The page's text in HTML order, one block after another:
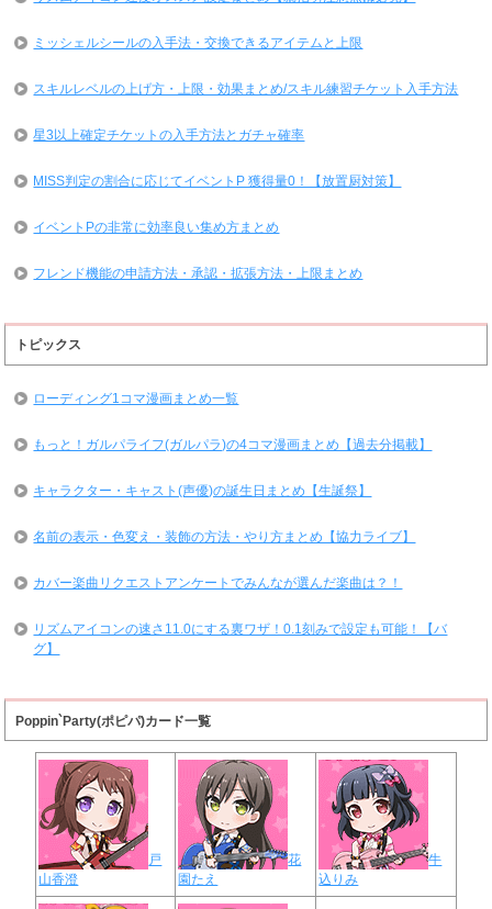
ミッシェルシールの入手法・交換できるアイテムと上限
スキルレベルの上げ方・上限・効果まとめ/スキル練習チケット入手方法
星3以上確定チケットの入手方法とガチャ確率
MISS判定の割合に応じてイベントP 獲得量0！【放置厨対策】
イベントPの非常に効率良い集め方まとめ
フレンド機能の申請方法・承認・拡張方法・上限まとめ
トピックス
ローディング1コマ漫画まとめ一覧
もっと！ガルパライフ(ガルパラ)の4コマ漫画まとめ【過去分掲載】
キャラクター・キャスト(声優)の誕生日まとめ【生誕祭】
名前の表示・色変え・装飾の方法・やり方まとめ【協力ライブ】
カバー楽曲リクエストアンケートでみんなが選んだ楽曲は？！
リズムアイコンの速さ11.0にする裏ワザ！0.1刻みで設定も可能！【バ
グ】
Poppin`Party(ポピパ)カード一覧
戸
山香澄
花
園たえ
牛
込りみ